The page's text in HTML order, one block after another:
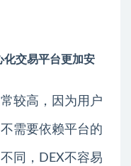
化交易平台更加安
较高，因为用户
需要依赖平台的
同，DEX不容易